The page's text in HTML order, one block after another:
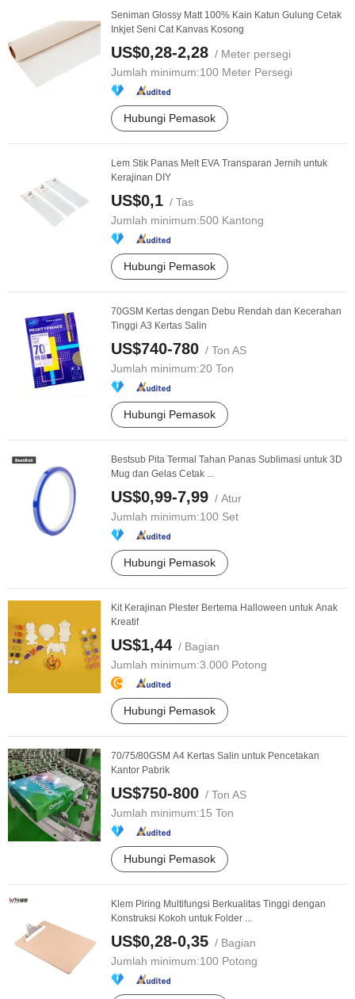
Seniman Glossy Matt 100% Kain Katun Gulung Cetak
Inkjet Seni Cat Kanvas Kosong
US$0,28-2,28 / Meter persegi
Jumlah minimum:100 Meter Persegi
Hubungi Pemasok
Lem Stik Panas Melt EVA Transparan Jernih untuk
Kerajinan DIY
US$0,1 / Tas
Jumlah minimum:500 Kantong
Hubungi Pemasok
70GSM Kertas dengan Debu Rendah dan Kecerahan
Tinggi A3 Kertas Salin
US$740-780 / Ton AS
Jumlah minimum:20 Ton
Hubungi Pemasok
Bestsub Pita Termal Tahan Panas Sublimasi untuk 3D
Mug dan Gelas Cetak ...
US$0,99-7,99 / Atur
Jumlah minimum:100 Set
Hubungi Pemasok
Kit Kerajinan Plester Bertema Halloween untuk Anak
Kreatif
US$1,44 / Bagian
Jumlah minimum:3.000 Potong
Hubungi Pemasok
70/75/80GSM A4 Kertas Salin untuk Pencetakan
Kantor Pabrik
US$750-800 / Ton AS
Jumlah minimum:15 Ton
Hubungi Pemasok
Klem Piring Multifungsi Berkualitas Tinggi dengan
Konstruksi Kokoh untuk Folder ...
US$0,28-0,35 / Bagian
Jumlah minimum:100 Potong